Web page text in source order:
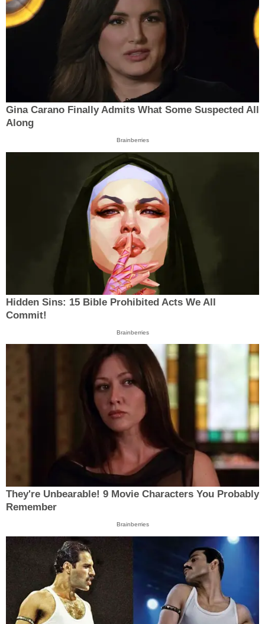
Gina Carano Finally Admits What Some Suspected All
Along
Brainberries
Hidden Sins: 15 Bible Prohibited Acts We All
Commit!
Brainberries
They're Unbearable! 9 Movie Characters You Probably
Remember
Brainberries